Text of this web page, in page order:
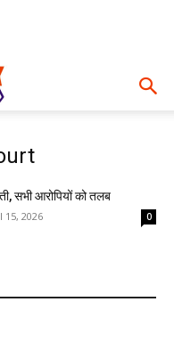
सभी आरोपियों को तलब
15, 2026 0